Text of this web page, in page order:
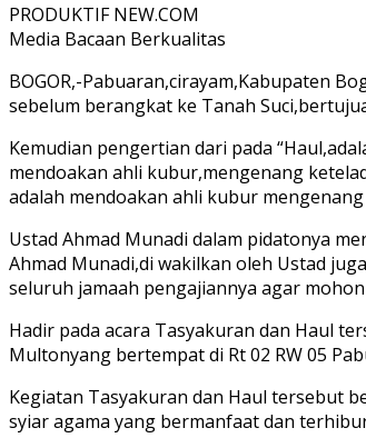
PRODUKTIF NEW.COM
Media Bacaan Berkualitas
BOGOR,-Pabuaran,cirayam,Kabupaten
sebelum berangkat ke Tanah
Kemudian pengertian dari pada
mendoakan ahli kubur,mengenang
adalah mendoakan ahli kubur
Ustad Ahmad Munadi dalam pidatonya
Ahmad Munadi,di wakilkan oleh Ustad
seluruh jamaah pengajiannya agar
Hadir pada acara Tasyakuran dan Haul
Multonyang bertempat di Rt 02 RW 05
Kegiatan Tasyakuran dan Haul tersebut
syiar agama yang bermanfaat dan